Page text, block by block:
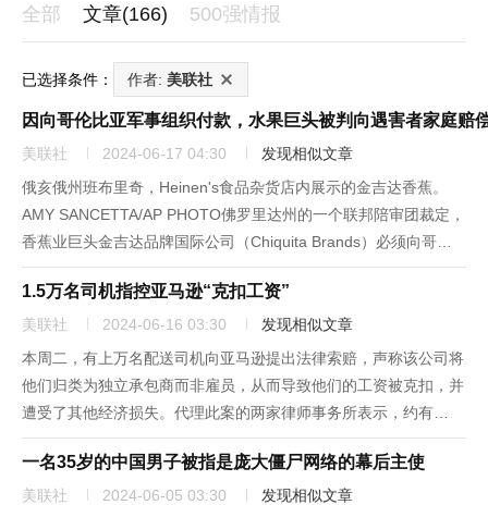
全部 文章(166) 500强情报
已选择条件： 作者: 美联社
因向哥伦比亚军事组织付款，水果巨头被判向遇害者家庭赔
美联社 2024-06-17 04:30
发现相似文章
俄亥俄州班布里奇，Heinen's食品杂货店内展示的金吉达香蕉。
AMY SANCETTA/AP PHOTO佛罗里达州的一个联邦陪审团裁定，
香蕉业巨头金吉达品牌国际公司（Chiquita Brands）必须向哥伦
比亚长期内战期间被该公司资助的右翼准军事暴力组织杀害的16名
死者家属支付3,830万美元。...
1.5万名司机指控亚马逊“克扣工资”
美联社 2024-06-16 03:30
发现相似文章
本周二，有上万名配送司机向亚马逊提出法律索赔，声称该公司将
他们归类为独立承包商而非雇员，从而导致他们的工资被克扣，并
遭受了其他经济损失。代理此案的两家律师事务所表示，约有
15860名亚马逊Flex服务的配送司机已向美国仲裁协会提交了仲裁
申请，而且此前已有453起类似案件已经进入仲裁程序。亚马逊的
Fl...
一名35岁的中国男子被指是庞大僵尸网络的幕后主使
美联社 2024-06-05 03:30
发现相似文章